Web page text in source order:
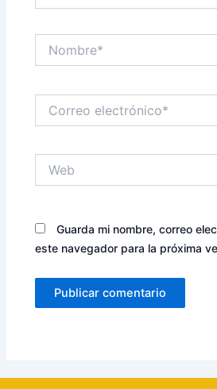
electrónico*
Guarda mi nombre, correo
este navegador para la próxima